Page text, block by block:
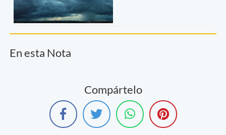
En esta Nota
Compártelo